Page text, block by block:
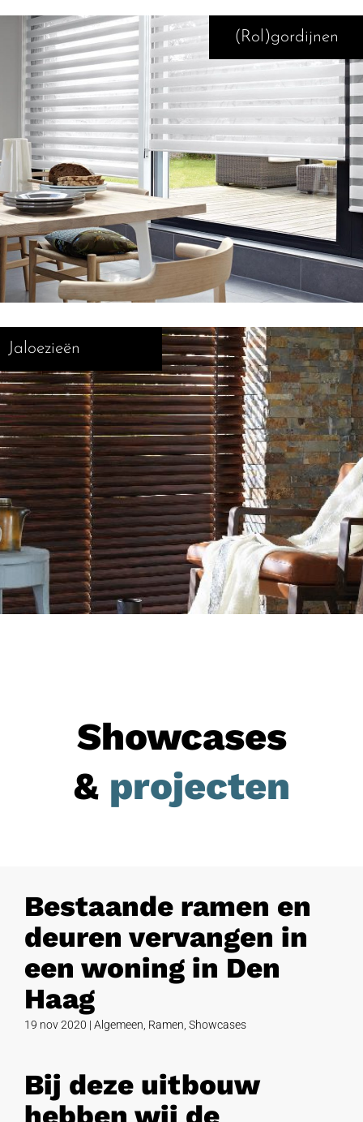
(Rol)gordijnen
Jaloezieën
Showcases
& projecten
Bestaande ramen en
deuren vervangen in
een woning in Den
Haag
19 nov 2020 | Algemeen Ramen Showcases
Bij deze uitbouw
hebben wij de